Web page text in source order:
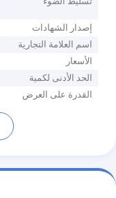
إصدار الشهادات
اسم العلامة التجارية
الأسعار
الحد الأدنى لكمية
القدرة على العرض